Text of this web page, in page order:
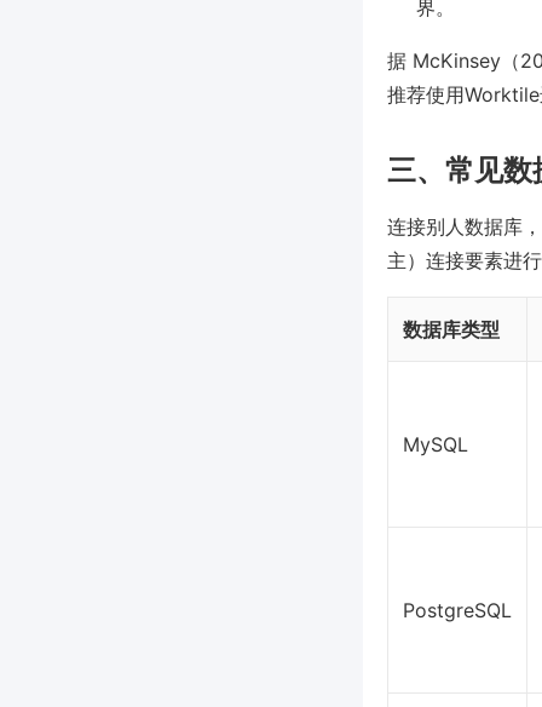
界。
据 McKinsey（
推荐使用
三、常见数
连接别人数据库
主）连接要素进
数据库类型
MySQL
PostgreSQL